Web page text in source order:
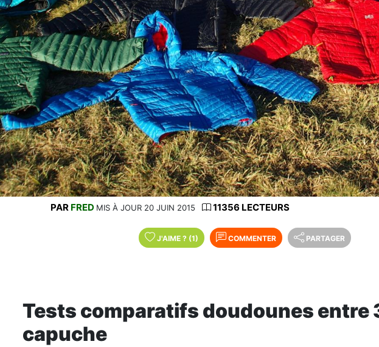
PAR FRED MIS À JOUR 20 JUIN 2015 11356 LECTEURS
J'AIME ? (1) COMMENTER PARTAGER
Tests comparatifs doudounes entre
capuche